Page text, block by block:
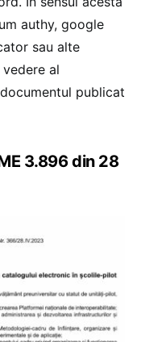
authy, google
sau alte
al
publicat
3.896 din 28